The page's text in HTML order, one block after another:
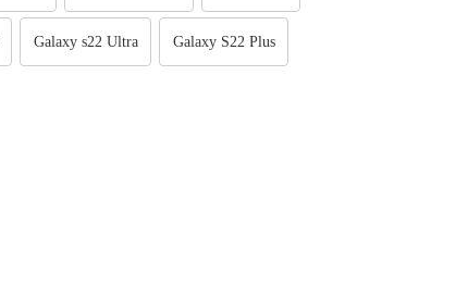
Galaxy s22 Ultra Galaxy S22 Plus